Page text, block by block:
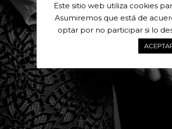
Este sitio web utiliza cookies
Asumiremos que está de
optar por no participar si lo